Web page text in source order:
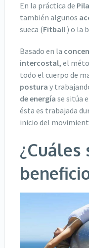
En la práctica de
también algunos
sueca (Fitball) o la
Basado en la
intercostal, el
todo el cuerpo de
postura y
de energía se sitúa
ésta es trabajada
inicio del
¿Cuáles